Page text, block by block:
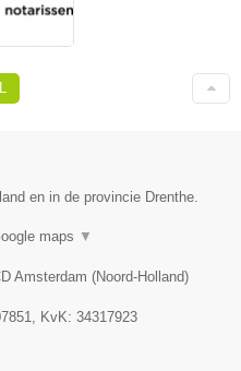
en in de provincie Drenthe.
maps ▼
Amsterdam (Noord-Holland)
, KvK: 34317923